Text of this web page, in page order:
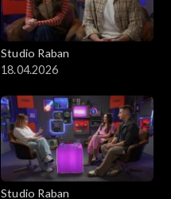
Studio Raban
18.04.2026
Studio Raban